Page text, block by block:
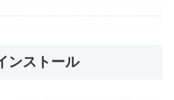
ンストール